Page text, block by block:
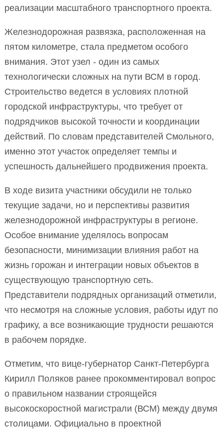
реализации масштабного транспортного проекта.
Железнодорожная развязка, расположенная на
пятом километре, стала предметом особого
внимания. Этот узел - один из самых
технологически сложных на пути ВСМ в город.
Строительство ведется в условиях плотной
городской инфраструктуры, что требует от
подрядчиков высокой точности и координации
действий. По словам представителей Смольного,
именно этот участок определяет темпы и
успешность дальнейшего продвижения проекта.
В ходе визита участники обсудили не только
текущие задачи, но и перспективы развития
железнодорожной инфраструктуры в регионе.
Особое внимание уделялось вопросам
безопасности, минимизации влияния работ на
жизнь горожан и интеграции новых объектов в
существующую транспортную сеть.
Представители подрядных организаций отметили,
что несмотря на сложные условия, работы идут по
графику, а все возникающие трудности решаются
в рабочем порядке.
Отметим, что вице-губернатор Санкт-Петербурга
Кирилл Поляков ранее прокомментировал вопрос
о правильном названии строящейся
высокоскоростной магистрали (ВСМ) между двумя
столицами. Официально в проектной